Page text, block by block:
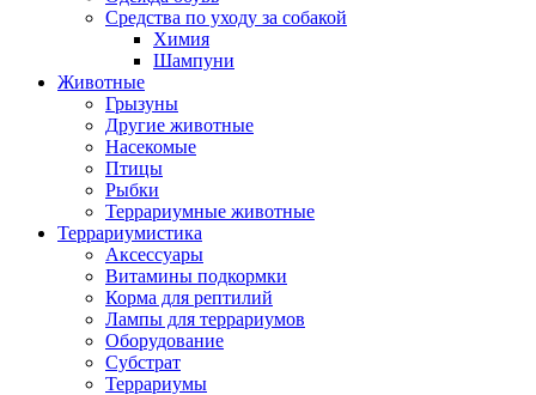
Средства по уходу за собакой
Химия
Шампуни
Животные
Грызуны
Другие животные
Насекомые
Птицы
Рыбки
Террариумные животные
Террариумистика
Аксессуары
Витамины подкормки
Корма для рептилий
Лампы для террариумов
Оборудование
Субстрат
Террариумы